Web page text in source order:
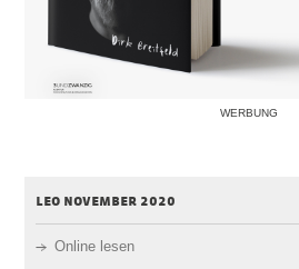
WERBUNG
leo november 2020
Online lesen